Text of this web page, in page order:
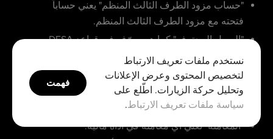
"حساب مزود الطرف الثالث المنظم" يعني حساباً
فتحته مع مزود الطرف الثالث المنظم.
"العميل المحترف" كما هو معرّف في قواعد DFSA.
"رسوم الاشتراك" تعني الرسوم المستحقة عليك على
أساس شهري و/أو سنوي.
"الضريبة" تعني أي ضريبة أو رسم أو فرض أو تكليف أو
عبء آخر.
"المعاملة" تعني أي معاملة في أداة مالية.
نستخدم ملفات تعريف الارتباط
لتخصيص المحتوى وعرض الإعلانات
وتحليل حركة الزيارات. اطّلع على
سياسة ملفات تعريف الارتباط.
فهمت